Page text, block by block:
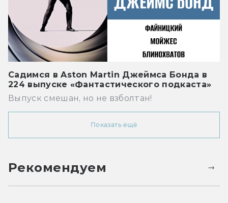
Садимся в Aston Martin Джеймса Бонда в
224 выпуске «Фантастического подкаста»
Выпуск смешан, но не взболтан!
Показать ещё
Рекомендуем